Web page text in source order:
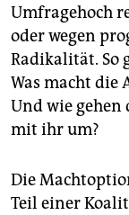
Umfragehoch
oder wegen
Radikalität. So
Was macht die
Und wie gehen
mit ihr um?
Die
Teil einer